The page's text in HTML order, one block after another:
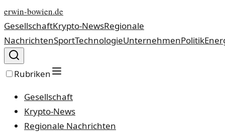
erwin-bowien.de
GesellschaftKrypto-NewsRegionale
NachrichtenSportTechnologieUnternehmenPolitik
Rubriken
Gesellschaft
Krypto-News
Regionale Nachrichten